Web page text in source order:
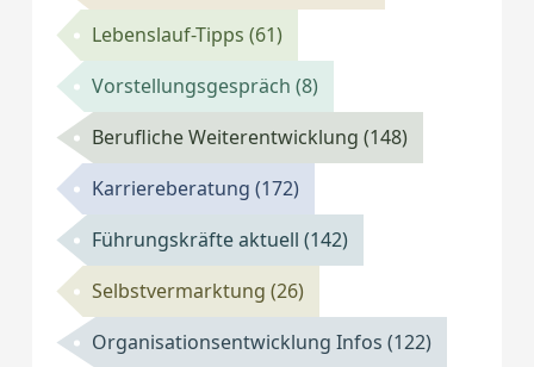
Lebenslauf-Tipps(61)
Vorstellungsgespräch(8)
Berufliche Weiterentwicklung(148)
Karriereberatung(172)
Führungskräfte aktuell(142)
Selbstvermarktung(26)
Organisationsentwicklung Infos(122)